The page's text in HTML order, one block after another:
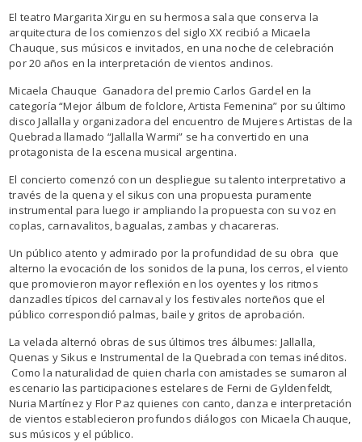
El teatro Margarita Xirgu en su hermosa sala que conserva la
arquitectura de los comienzos del siglo XX recibió a Micaela
Chauque, sus músicos e invitados, en una noche de celebración
por 20 años en la interpretación de vientos andinos.
Micaela Chauque Ganadora del premio Carlos Gardel en la
categoría “Mejor álbum de folclore, Artista Femenina” por su último
disco Jallalla y organizadora del encuentro de Mujeres Artistas de la
Quebrada llamado “Jallalla Warmi” se ha convertido en una
protagonista de la escena musical argentina.
El concierto comenzó con un despliegue su talento interpretativo a
través de la quena y el sikus con una propuesta puramente
instrumental para luego ir ampliando la propuesta con su voz en
coplas, carnavalitos, bagualas, zambas y chacareras.
Un público atento y admirado por la profundidad de su obra que
alterno la evocación de los sonidos de la puna, los cerros, el viento
que promovieron mayor reflexión en los oyentes y los ritmos
danzadles típicos del carnaval y los festivales norteños que el
público correspondió palmas, baile y gritos de aprobación.
La velada alternó obras de sus últimos tres álbumes: Jallalla,
Quenas y Sikus e Instrumental de la Quebrada con temas inéditos.
Como la naturalidad de quien charla con amistades se sumaron al
escenario las participaciones estelares de Ferni de Gyldenfeldt,
Nuria Martínez y Flor Paz quienes con canto, danza e interpretación
de vientos establecieron profundos diálogos con Micaela Chauque,
sus músicos y el público.